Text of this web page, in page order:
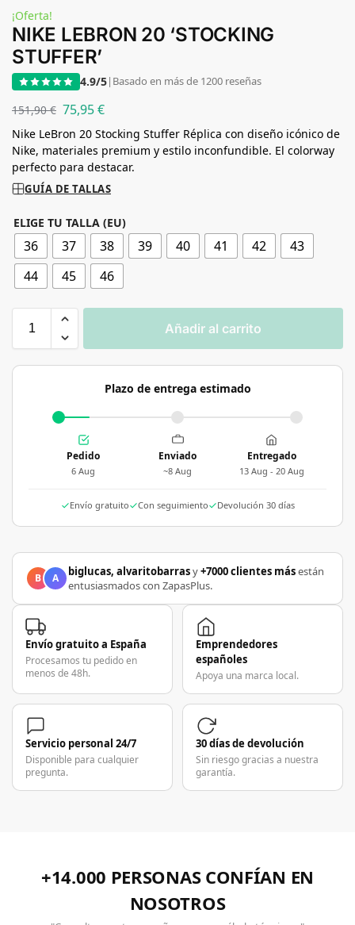
¡Oferta!
NIKE LEBRON 20 ‘STOCKING
STUFFER’
4.9/5| Basado en más de 1200 reseñas
151,90€ 75,95€
Nike LeBron 20 Stocking Stuffer Réplica con diseño icónico de
Nike, materiales premium y estilo inconfundible. El colorway
perfecto para destacar.
GUÍA DE TALLAS
ELIGE TU TALLA (EU)
36 37 38 39 40 41 42
43
44
45 46
Añadir al carrito
Plazo de entrega estimado
Pedido
6 Aug
Enviado
~8 Aug
Entregado
13 Aug - 20 Aug
Envío gratuito Con seguimiento Devolución 30 días
B A biglucas, alvaritobarrasy+7000 clientes másestán
entusiasmados con ZapasPlus.
Envío gratuito a España
Procesamos tu pedido en
menos de 48h.
Emprendedores
españoles
Apoya una marca local.
Servicio personal 24/7
Disponible para cualquier
pregunta.
30 días de devolución
Sin riesgo gracias a nuestra
garantía.
+14.000 PERSONAS CONFÍAN EN
NOSOTROS